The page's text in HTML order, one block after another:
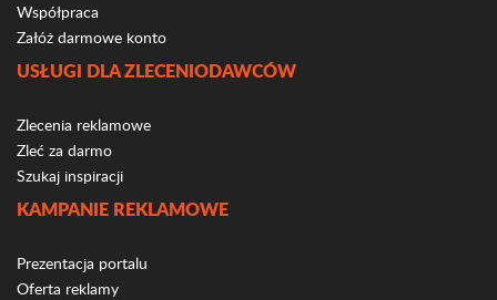
Współpraca
Załóż darmowe konto
USŁUGI DLA ZLECENIODAWCÓW
Zlecenia reklamowe
Zleć za darmo
Szukaj inspiracji
KAMPANIE REKLAMOWE
Prezentacja portalu
Oferta reklamy